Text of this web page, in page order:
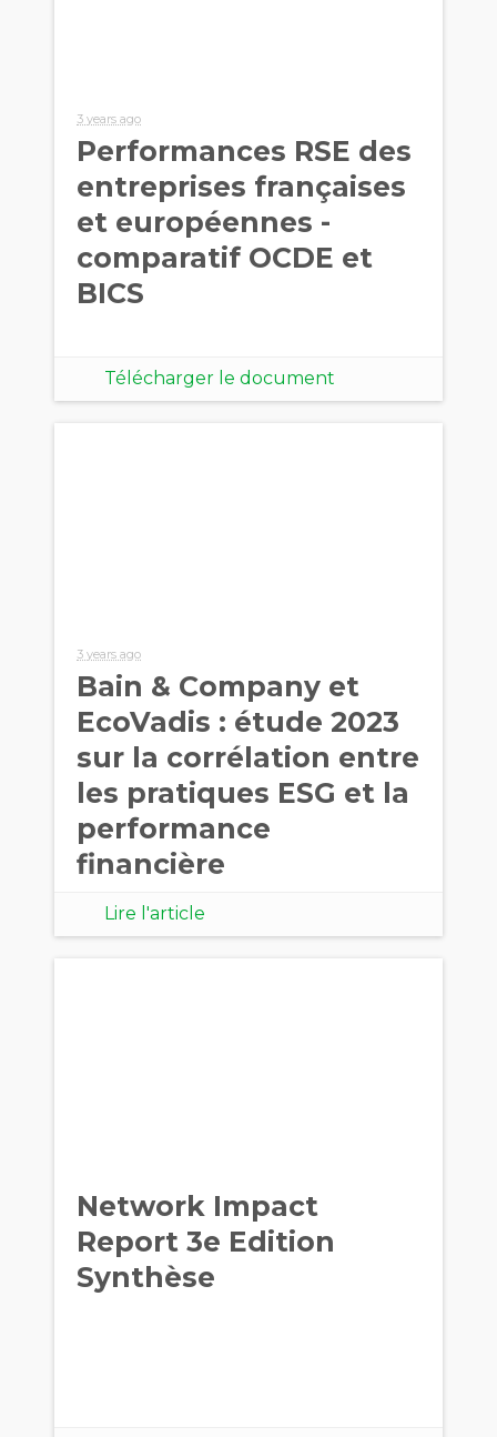
3 years ago
Performances RSE des
entreprises françaises
et européennes -
comparatif OCDE et
BICS
Télécharger le document
3 years ago
Bain & Company et
EcoVadis : étude 2023
sur la corrélation entre
les pratiques ESG et la
performance
financière
Lire l'article
Network Impact
Report 3e Edition
Synthèse